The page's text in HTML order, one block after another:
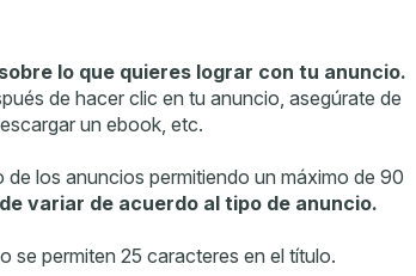
lo que quieres lograr con tu anuncio.
de hacer clic en tu anuncio, asegúrate de
un ebook, etc.
los anuncios permitiendo un máximo de 90
variar de acuerdo al tipo de anuncio.
se permiten 25 caracteres en el título.